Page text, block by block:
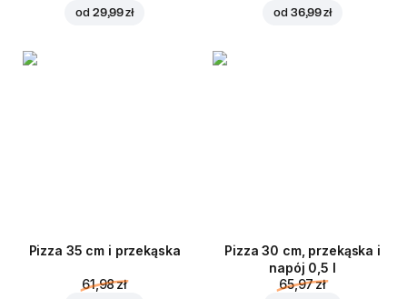
od 29,99 zł od 36,99 zł
Pizza 35 cm i przekąska
61,98 zł
Pizza 30 cm, przekąska i
napój 0,5 l
65,97 zł